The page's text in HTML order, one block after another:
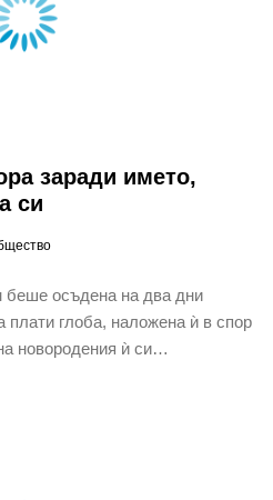
заради името,
си
беше осъдена на два дни
плати глоба, наложена ѝ в спор
новородения ѝ си…